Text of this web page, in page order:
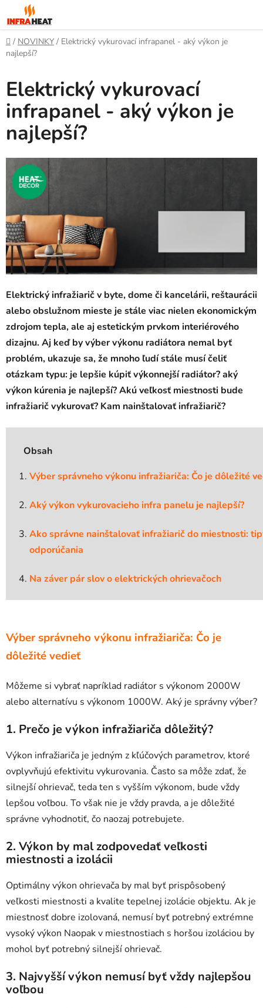
Prejsť
na
obsah
Domov
/ NOVINKY / Elektrický vykurovací infrapanel - aký výkon je
najlepší?
Elektrický vykurovací
infrapanel - aký výkon je
najlepší?
Elektrický infražiarič v byte, dome či kancelárii, reštaurácii
alebo obslužnom mieste je stále viac nielen ekonomickým
zdrojom tepla, ale aj estetickým prvkom interiérového
dizajnu. Aj keď by výber výkonu radiátora nemal byť
problém, ukazuje sa, že mnoho ľudí stále musí čeliť
otázkam typu: je lepšie kúpiť výkonnejší radiátor? aký
výkon kúrenia je najlepší? Akú veľkosť miestnosti bude
infražiarič vykurovať? Kam nainštalovať infražiarič?
Obsah
Výber správneho výkonu infražiariča: Čo je dôležité
Aký výkon vykurovacieho infra panelu je najlepší?
Ako správne nainštalovať infražiarič do miestnosti:
odporúčania
Na záver pár slov o elektrických ohrievačoch
Výber správneho výkonu infražiariča: Čo je
dôležité vedieť
Môžeme si vybrať napríklad radiátor s výkonom 2000W
alebo alternatívu s výkonom 1000W. Aký je správny výber?
1. Prečo je výkon infražiariča dôležitý?
Výkon infražiariča je jedným z kľúčových parametrov, ktoré
ovplyvňujú efektivitu vykurovania. Často sa môže zdať, že
silnejší ohrievač, teda ten s vyšším výkonom, bude vždy
lepšou voľbou. To však nie je vždy pravda, a je dôležité
správne vyhodnotiť, čo naozaj potrebujete.
2. Výkon by mal zodpovedať veľkosti
miestnosti a izolácii
Optimálny výkon ohrievača by mal byť prispôsobený
veľkosti miestnosti a kvalite tepelnej izolácie objektu. Ak je
miestnosť dobre izolovaná, nemusí byť potrebný extrémne
vysoký výkon Naopak v miestnostiach s horšou izoláciou by
mohol byť potrebný silnejší ohrievač.
3. Najvyšší výkon nemusí byť vždy najlepšou
voľbou